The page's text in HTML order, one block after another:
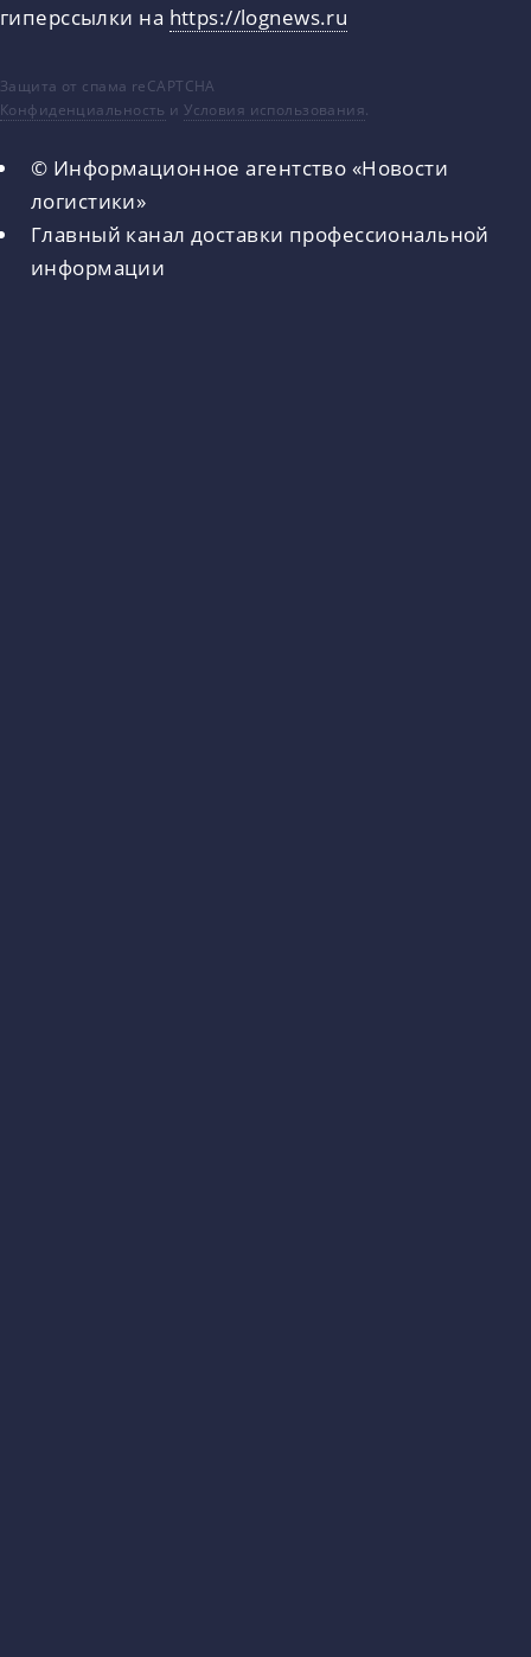
гиперссылки на https://lognews.ru
Защита от спама reCAPTCHA
Конфиденциальность иУсловия использования.
© Информационное агентство «Новости
логистики»
Главный канал доставки профессиональной
информации